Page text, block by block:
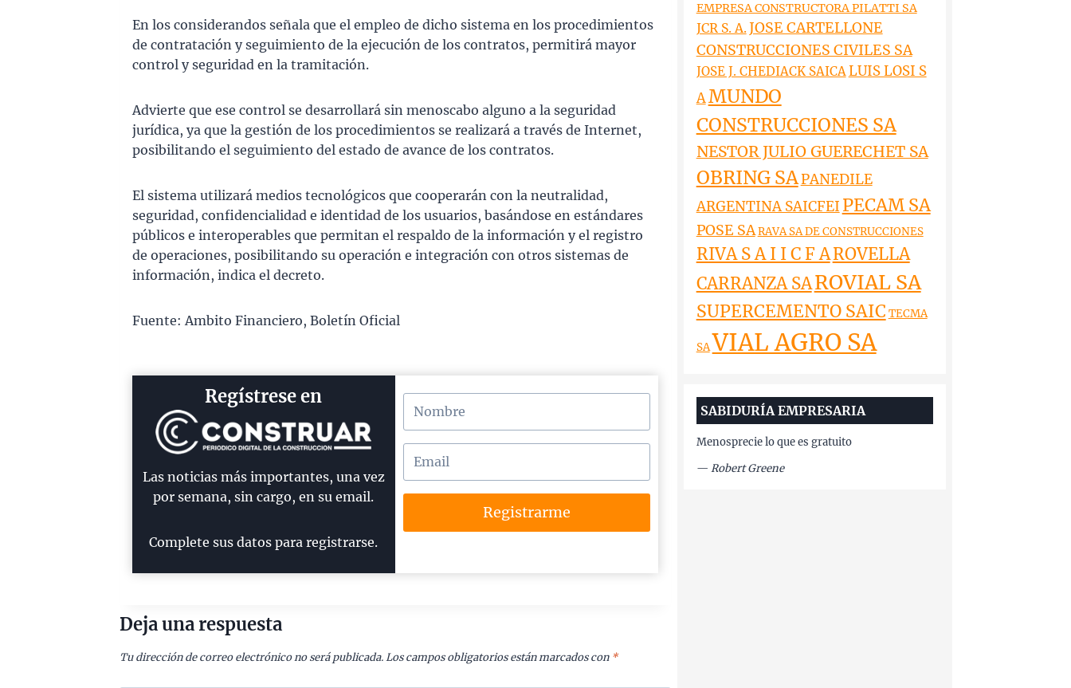
En los considerandos señala que el empleo de dicho sistema en los procedimientos
de contratación y seguimiento de la ejecución de los contratos, permitirá mayor
control y seguridad en la tramitación.
Advierte que ese control se desarrollará sin menoscabo alguno a la seguridad
jurídica, ya que la gestión de los procedimientos se realizará a través de Internet,
posibilitando el seguimiento del estado de avance de los contratos.
El sistema utilizará medios tecnológicos que cooperarán con la neutralidad,
seguridad, confidencialidad e identidad de los usuarios, basándose en estándares
públicos e interoperables que permitan el respaldo de la información y el registro
de operaciones, posibilitando su operación e integración con otros sistemas de
información, indica el decreto.
Fuente: Ambito Financiero, Boletín Oficial
Regístrese en
Las noticias más importantes, una vez
por semana, sin cargo, en su email.
Complete sus datos para registrarse.
Registrarme
Deja una respuesta
Tu dirección de correo electrónico no será publicada. Los campos obligatorios están marcados con *
EMPRESA CONSTRUCTORA PILATTI SA
JCR S. A.JOSE CARTELLONE
CONSTRUCCIONES CIVILES SA
JOSE J. CHEDIACK SAICALUIS LOSI S
AMUNDO
CONSTRUCCIONES SA
NESTOR JULIO GUERECHET SA
OBRING SAPANEDILE
ARGENTINA SAICFEI PECAM SA
POSE SARAVA SA DE CONSTRUCCIONES
RIVA S A I I C F AROVELLA
CARRANZA SAROVIAL SA
SUPERCEMENTO SAIC TECMA
SAVIAL AGRO SA
SABIDURÍA EMPRESARIA
Menosprecie lo que es gratuito
— Robert Greene